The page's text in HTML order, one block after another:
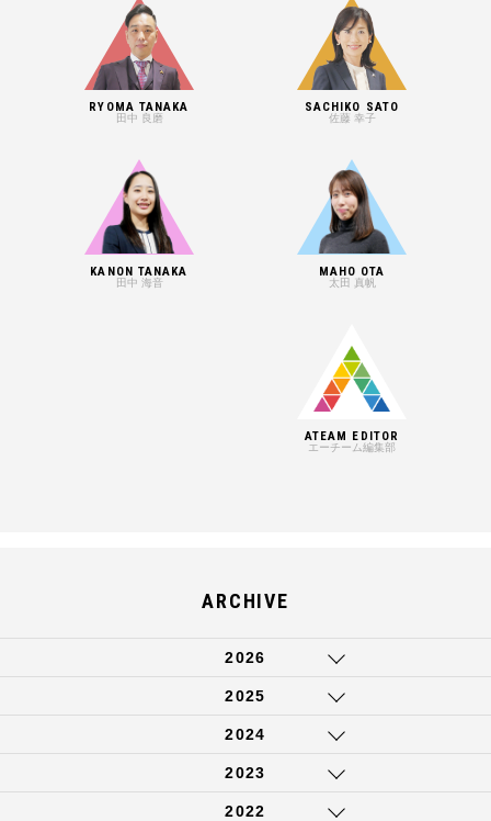
RYOMA TANAKA
田中 良磨
SACHIKO SATO
佐藤 幸子
KANON TANAKA
田中 海音
MAHO OTA
太田 真帆
ATEAM EDITOR
エーチーム編集部
ARCHIVE
2026
2025
2024
2023
2022